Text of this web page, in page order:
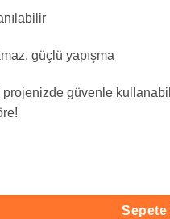
güçlü yapışma
güvenle
adet
Sepete